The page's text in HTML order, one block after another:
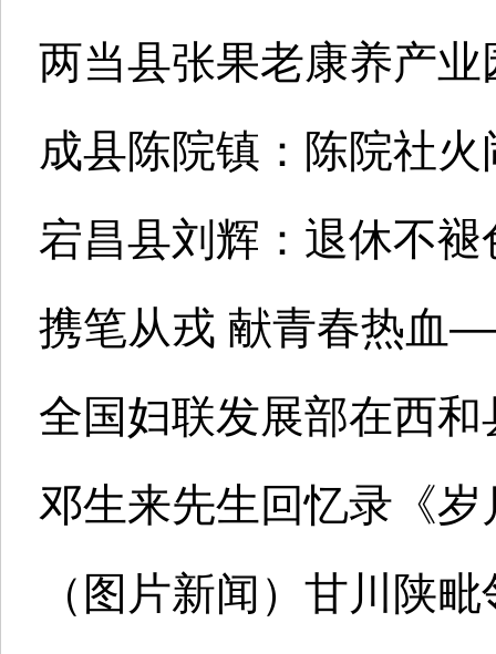
两当县张果老康养产业
成县陈院镇：陈院社
宕昌县刘辉：退休不
携笔从戎 献青春热血
全国妇联发展部在西
邓生来先生回忆录《
（图片新闻）甘川陕